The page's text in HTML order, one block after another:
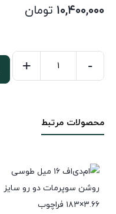
۱۰,۴۰۰,۰۰۰ تومان
16
تیره
مات
کد
-
+
محصولات مرتبط